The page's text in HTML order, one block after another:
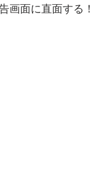
画面に直面する！